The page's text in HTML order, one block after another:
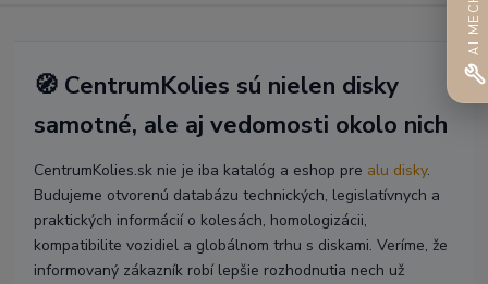
🧭 CentrumKolies sú nielen disky
samotné, ale aj vedomosti okolo nich
CentrumKolies.sk nie je iba katalóg a eshop pre alu disky.
Budujeme otvorenú databázu technických, legislatívnych a
praktických informácií o kolesách, homologizácii,
kompatibilite vozidiel a globálnom trhu s diskami. Veríme, že
informovaný zákazník robí lepšie rozhodnutia nech už